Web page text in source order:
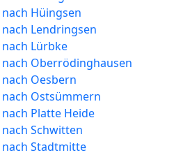
Hüingsen
Lendringsen
Lürbke
Oberrödinghausen
Oesbern
Ostsümmern
Platte Heide
Schwitten
Stadtmitte